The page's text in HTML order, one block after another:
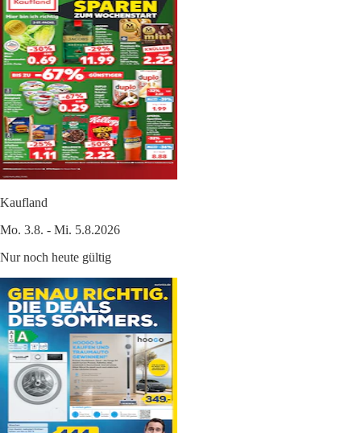
Kaufland
Mo. 3.8. - Mi. 5.8.2026
Nur noch heute gültig